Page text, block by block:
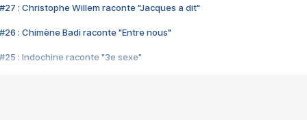
#27 : Christophe Willem raconte "Jacques a dit"
#26 : Chimène Badi raconte "Entre nous"
#25 : Indochine raconte "3e sexe"